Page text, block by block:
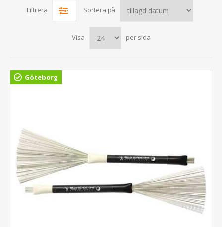
Filtrera Sortera på
Visa per sida
Göteborg